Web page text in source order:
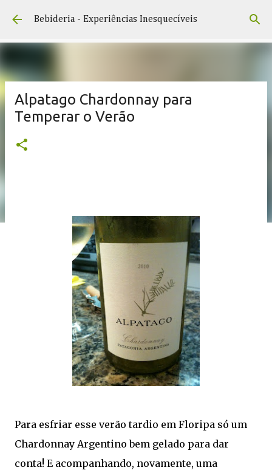
Pular para o conteúdo principal
Bebideria - Experiências Inesquecíveis
Alpatago Chardonnay para
Temperar o Verão
Para esfriar esse verão tardio em Floripa só um
Chardonnay Argentino bem gelado para dar
conta! E acompanhando, novamente, uma